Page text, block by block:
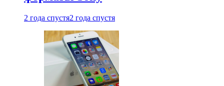
2 года спустя2 года спустя